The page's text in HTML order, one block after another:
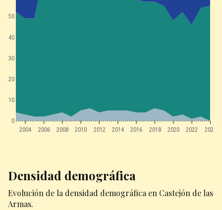
2004 2006 2008 2010 2012 2014 2016 2018 2020 2022 2024
0
10
20
30
40
50
Densidad demográfica
Evolución de la densidad demográfica en Castejón de las
Armas.